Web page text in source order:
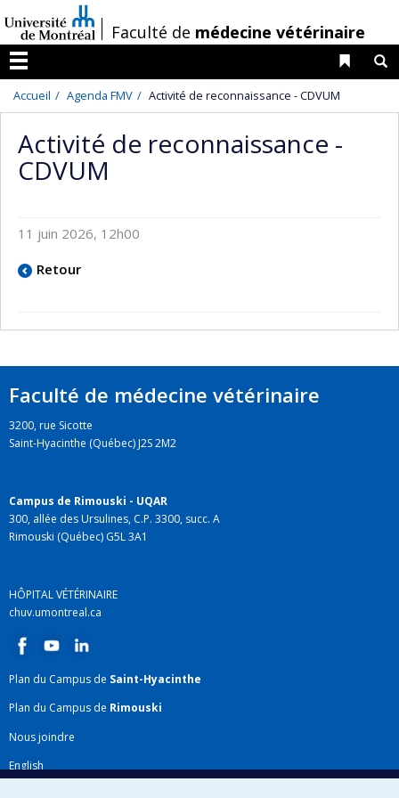
au
contenu
/Faculté de médecine vétérinaire
Menu
Liens
Accueil Agenda FMV Activité de reconnaissance - CDVUM
Activité de reconnaissance -
CDVUM
11 juin 2026, 12h00
Retour
Faculté de médecine vétérinaire
3200, rue Sicotte
Saint-Hyacinthe (Québec) J2S 2M2
Campus de Rimouski - UQAR
300, allée des Ursulines, C.P. 3300, succ. A
Rimouski (Québec) G5L 3A1
HÔPITAL VÉTÉRINAIRE
chuv.umontreal.ca
Plan du Campus de Saint-Hyacinthe
Plan du Campus de Rimouski
Nous joindre
English